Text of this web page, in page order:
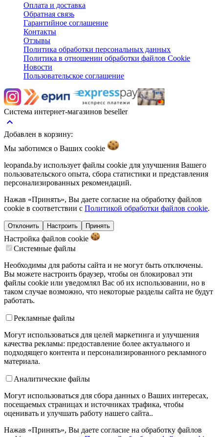
Оплата и доставка
Обратная связь
Гарантийное соглашение
Контакты
Отзывы
Политика обработки персональных данных
Политика в отношении обработки файлов Cookie
Новости
Пользовательское соглашение
Система интернет-магазинов beseller
keyboard_arrow_up
Добавлен в корзину:
Мы заботимся о Ваших cookie
leopanda.by использует файлы cookie для улучшения Вашего
пользовательского опыта, сбора статистики и представления
персонализированных рекомендаций.
Нажав «Принять», Вы даете согласие на обработку файлов
cookie в соответствии с Политикой обработки файлов cookie.
Отклонить Настроить Принять
Настройка файлов cookie
Системные файлы
Необходимы для работы сайта и не могут быть отключены.
Вы можете настроить браузер, чтобы он блокировал эти
файлы cookie или уведомлял Вас об их использовании, но в
таком случае возможно, что некоторые разделы сайта не будут
работать.
Рекламные файлы
Могут использоваться для целей маркетинга и улучшения
качества рекламы: предоставление более актуального и
подходящего контента и персонализированного рекламного
материала.
Аналитические файлы
Могут использоваться для сбора данных о Ваших интересах,
посещаемых страницах и источниках трафика, чтобы
оценивать и улучшать работу нашего сайта..
Нажав «Принять», Вы даете согласие на обработку файлов